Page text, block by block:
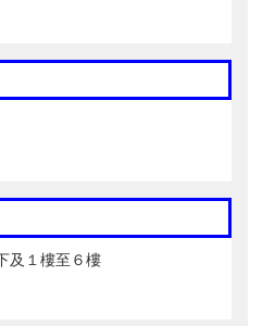
及１樓至６樓